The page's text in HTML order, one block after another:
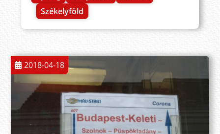
Székelyföld
2018-04-18